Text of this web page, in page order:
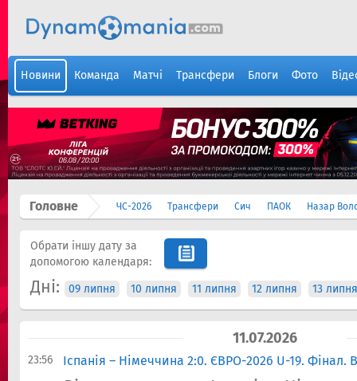
Новини Команда Матчі Трансфери Блоги Фото
Головне ЧС-2026 Трансфери Сич ПАОК Назар
Обрати іншу дату за
допомогою календаря:
Дні: 09 липня 10 липня 11 липня 12 липня 13 липня
11.07.2026
23:56 Іспанія – Німеччина 2:0. ЄВРО-2026 U-19. Фінал.